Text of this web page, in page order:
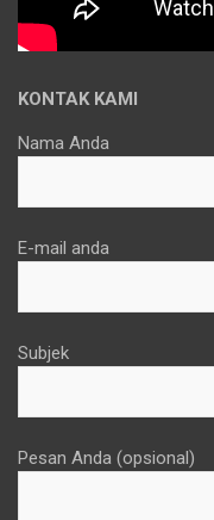
KONTAK KAMI
Nama Anda
E-mail anda
Subjek
Pesan Anda (opsional)